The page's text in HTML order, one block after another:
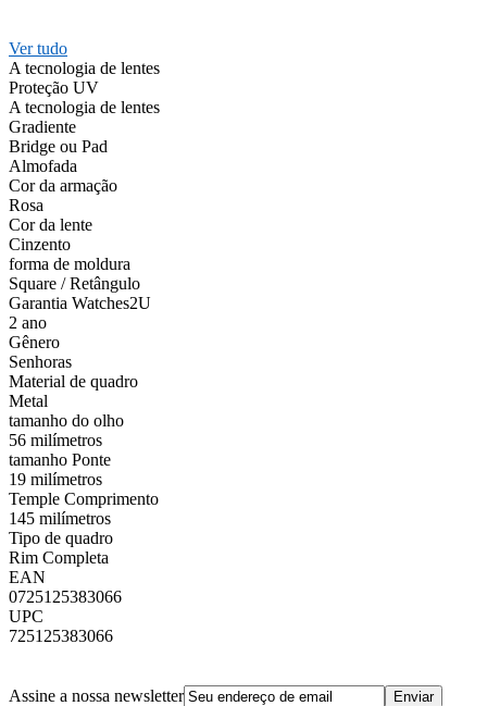
Ver tudo
A tecnologia de lentes
Proteção UV
A tecnologia de lentes
Gradiente
Bridge ou Pad
Almofada
Cor da armação
Rosa
Cor da lente
Cinzento
forma de moldura
Square / Retângulo
Garantia Watches2U
2 ano
Gênero
Senhoras
Material de quadro
Metal
tamanho do olho
56 milímetros
tamanho Ponte
19 milímetros
Temple Comprimento
145 milímetros
Tipo de quadro
Rim Completa
EAN
0725125383066
UPC
725125383066
Assine a nossa newsletter